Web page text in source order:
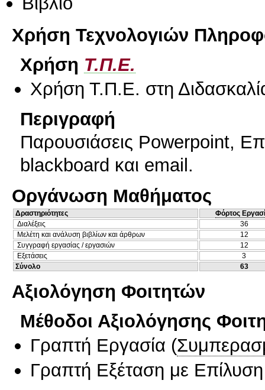
Χρήση Τεχνολογιών
Χρήση Τ.Π.Ε.
Χρήση Τ.Π.Ε. στη
Περιγραφή
Παρουσιάσεις Powerpoint,
blackboard και email.
Οργάνωση Μαθήματος
Δραστηριότητες
Φόρτος
Διαλέξεις
36
Μελέτη και ανάλυση βιβλίων και άρθρων
12
Συγγραφή εργασίας / εργασιών
12
Εξετάσεις
3
Σύνολο
63
Αξιολόγηση Φοιτητών
Μέθοδοι Αξιολόγησης
Γραπτή Εργασία (
Γραπτή Εξέταση με